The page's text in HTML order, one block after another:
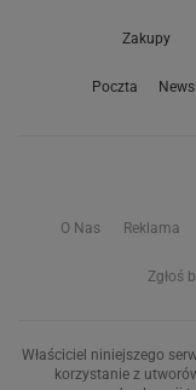
Zakupy
Poczta
O Nas Reklama
Zgłoś
Właściciel niniejszego
korzystanie z